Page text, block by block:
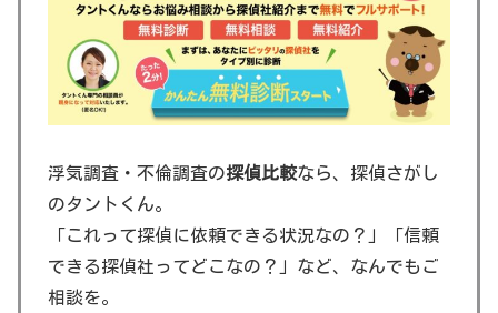
浮気調査・不倫調査の探偵比較なら、探偵さがし
のタントくん。
「これって探偵に依頼できる状況なの？」「信頼
できる探偵社ってどこなの？」など、なんでもご
相談を。